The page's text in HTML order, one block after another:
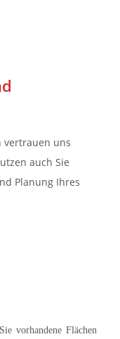
vertrauen uns
auch Sie
Planung Ihres
vorhandene Flächen